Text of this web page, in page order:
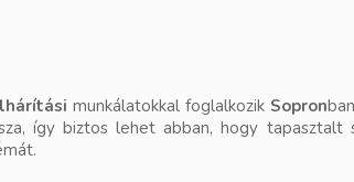
munkálatokkal foglalkozik Sopron
így biztos lehet abban, hogy tapasztalt